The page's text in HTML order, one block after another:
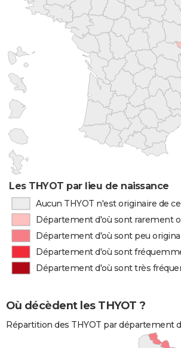
Les THYOT par lieu de naissance
Aucun THYOT n'est originaire de
Département d'où sont rarement
Département d'où sont peu
Département d'où sont
Département d'où sont très
Où décèdent les THYOT ?
Répartition des THYOT par département